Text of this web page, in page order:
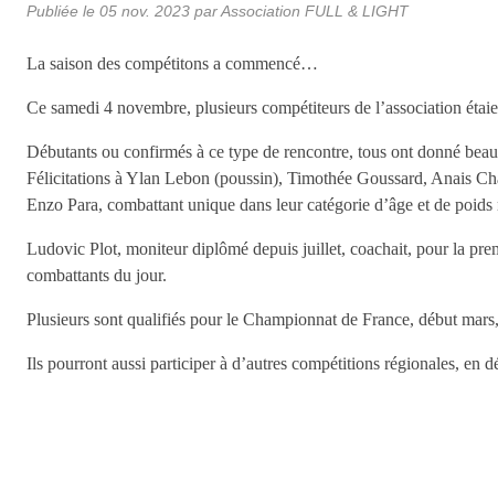
Publiée le 05 nov. 2023 par Association FULL & LIGHT
La saison des compétitons a commencé…
Ce samedi 4 novembre, plusieurs compétiteurs de l’association
Débutants ou confirmés à ce type de rencontre, tous ont donné
Félicitations à Ylan Lebon (poussin), Timothée Goussard, Anais
Enzo Para, combattant unique dans leur catégorie d’âge et de
Ludovic Plot, moniteur diplômé depuis juillet, coachait, pour la
combattants du jour.
Plusieurs sont qualifiés pour le Championnat de France, début
Ils pourront aussi participer à d’autres compétitions régionales,